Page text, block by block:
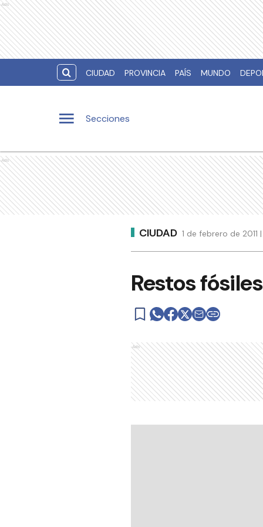
Ads
CIUDAD PROVINCIA PAÍS MUNDO
Secciones
Ads
CIUDAD 1 de febrero de
Restos
Ads